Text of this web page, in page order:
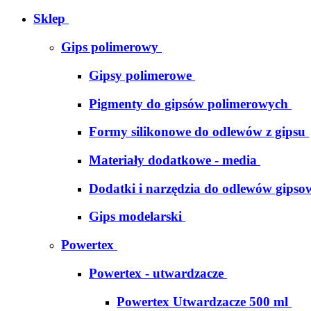
Sklep
Gips polimerowy
Gipsy polimerowe
Pigmenty do gipsów polimerowych
Formy silikonowe do odlewów z gipsu
Materiały dodatkowe - media
Dodatki i narzędzia do odlewów
Gips modelarski
Powertex
Powertex - utwardzacze
Powertex Utwardzacze 500 ml